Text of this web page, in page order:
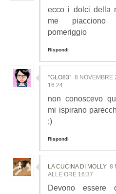
ecco i dolci della
me piacciono
pomeriggio
Rispondi
°GLO83° 8 NOVEMBRE
16:24
non conoscevo
mi ispirano
;)
Rispondi
LA CUCINA DI MOLLY 8
ALLE ORE 16:37
Devono essere